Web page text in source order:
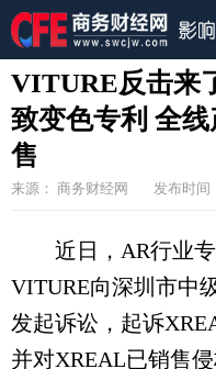
VITURE反击来
致变色专利 全
售
来源： 商务财经网 发布时间
近日，AR行业专
VITURE向深圳市中
发起诉讼，起诉
并对XREAL已销售